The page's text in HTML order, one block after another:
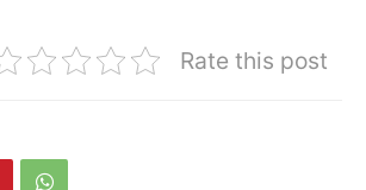
Rate this post